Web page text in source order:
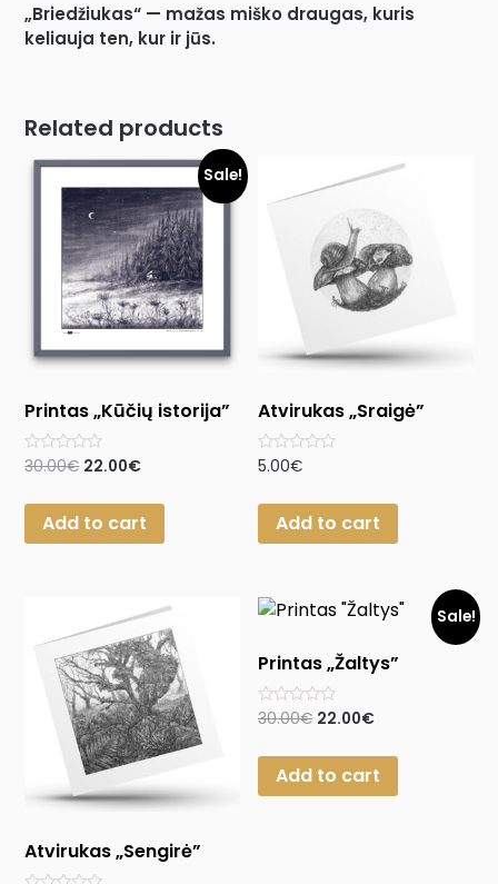
„Briedžiukas“ — mažas miško draugas, kuris
keliauja ten, kur ir jūs.
Related products
Sale!
Printas „Kūčių istorija”
Rated
of
30.00€ 22.00€
Add to cart
Atvirukas „Sraigė”
Rated
of
5.00€
Add to cart
Atvirukas „Sengirė”
Sale!
Printas „Žaltys”
Rated
of
30.00€ 22.00€
Add to cart